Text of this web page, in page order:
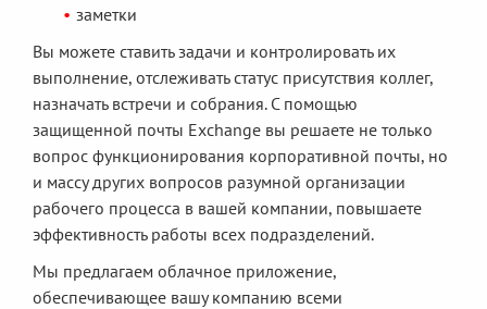
заметки
Вы можете ставить задачи и контролировать их
выполнение, отслеживать статус присутствия коллег,
назначать встречи и собрания. С помощью
защищенной почты Exchange вы решаете не только
вопрос функционирования корпоративной почты, но
и массу других вопросов разумной организации
рабочего процесса в вашей компании, повышаете
эффективность работы всех подразделений.
Мы предлагаем облачное приложение,
обеспечивающее вашу компанию всеми